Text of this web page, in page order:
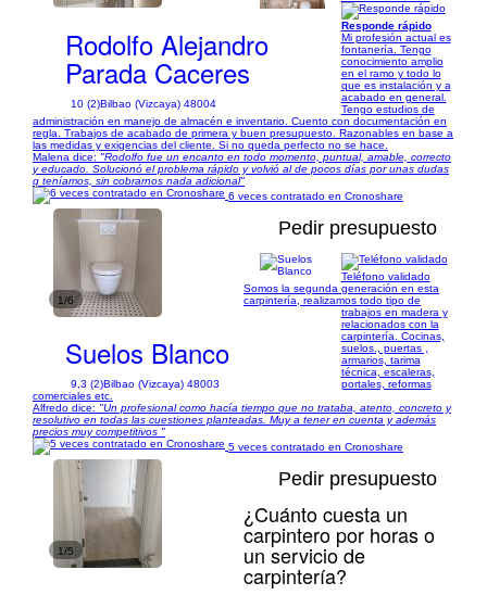
Rodolfo Alejandro
Parada Caceres
10 (2)Bilbao (Vizcaya) 48004
Responde rápido
Mi profesión actual es
fontanería. Tengo
conocimiento amplio
en el ramo y todo lo
que es instalación y a
acabado en general.
Tengo estudios de
administración en manejo de almacén e inventario. Cuento con documentación en
regla. Trabajos de acabado de primera y buen presupuesto. Razonables en base a
las medidas y exigencias del cliente. Si no queda perfecto no se hace.
Malena dice: "Rodolfo fue un encanto en todo momento, puntual, amable, correcto
y educado. Solucionó el problema rápido y volvió al de pocos días por unas dudas
q teníamos, sin cobrarnos nada adicional"
6 veces contratado en Cronoshare
1/6
Pedir presupuesto
Suelos Blanco
9,3 (2)Bilbao (Vizcaya) 48003
Teléfono validado
Somos la segunda generación en esta
carpintería, realizamos todo tipo de
trabajos en madera y
relacionados con la
carpintería. Cocinas,
suelos., puertas ,
armarios, tarima
técnica, escaleras,
portales, reformas
comerciales etc.
Alfredo dice: "Un profesional como hacía tiempo que no trataba, atento, concreto y
resolutivo en todas las cuestiones planteadas. Muy a tener en cuenta y además
precios muy competitivos "
5 veces contratado en Cronoshare
1/5
Pedir presupuesto
¿Cuánto cuesta un
carpintero por horas o
un servicio de
carpintería?